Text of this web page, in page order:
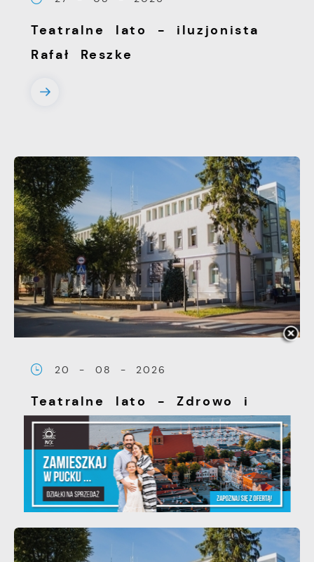
Teatralne lato - iluzjonista
Rafał Reszke
20 - 08 - 2026
Teatralne lato - Zdrowo i
kolorowo
mogą pojawić się na stronach podmiotów
trzecich lub firm będących naszymi
Firmy te działają w charakterze